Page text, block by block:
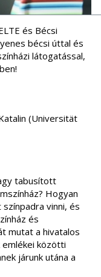
és Bécsi
bécsi úttal és
látogatással,
(Universität
tabusított
Hogyan
vinni, és
és
mutat a hivatalos
közötti
járunk utána a